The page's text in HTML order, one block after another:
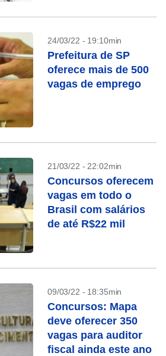
24/03/22 - 19:10min
Prefeitura de SP
oferece mais de 500
vagas de emprego
21/03/22 - 22:02min
Concursos oferecem
vagas em todo o
Brasil com salários
de até R$22 mil
09/03/22 - 18:35min
Concursos: Mapa
deve oferecer 350
vagas para auditor
fiscal ainda este ano